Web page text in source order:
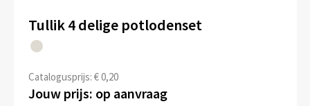
Tullik 4 delige potlodenset
Catalogusprijs: € 0,20
Jouw prijs: op aanvraag